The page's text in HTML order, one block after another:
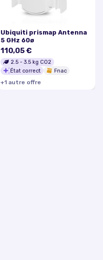
Ubiquiti prismap Antenna
5 GHz 60ø
110,05 €
2.5 - 3.5 kg CO2
État correct
Fnac
+1 autre offre